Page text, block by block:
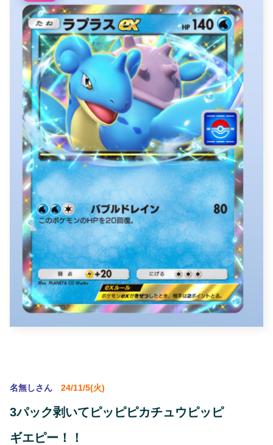
名無しさん 24/11/5(火)
3パック剥いてピッピピカチュウピッピ
ギエピー！！